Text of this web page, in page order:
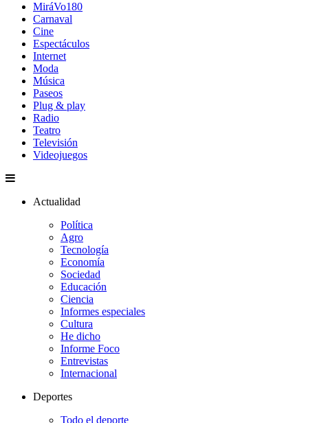
MiráVo180
Carnaval
Cine
Espectáculos
Internet
Moda
Música
Paseos
Plug & play
Radio
Teatro
Televisión
Videojuegos
Actualidad
Política
Agro
Tecnología
Economía
Sociedad
Educación
Ciencia
Informes especiales
Cultura
He dicho
Informe Foco
Entrevistas
Internacional
Deportes
Todo el deporte